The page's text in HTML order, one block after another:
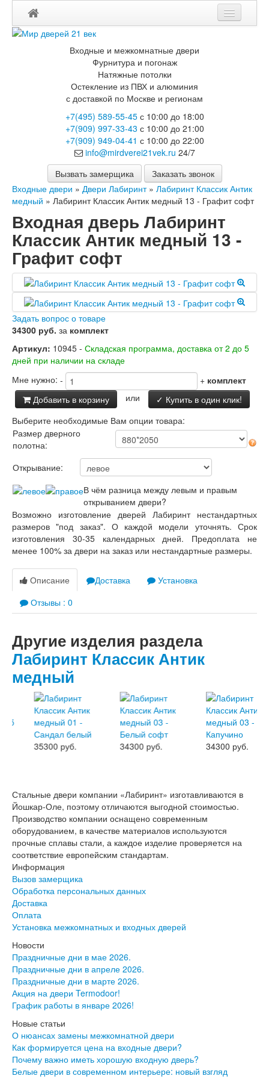
Входные и межкомнатные двери
Фурнитура и погонаж
Натяжные потолки
Остекление из ПВХ и алюминия
с доставкой по Москве и регионам
+7(495) 589-55-45с 10:00 до 18:00
+7(909) 997-33-43 с 10:00 до 21:00
+7(909) 949-04-41 с 10:00 до 22:00
info@mirdverei21vek.ru 24/7
Вызвать замерщика
Заказать звонок
Входные двери » Двери Лабиринт» Лабиринт Классик Антик
медный » Лабиринт Классик Антик медный 13 - Графит софт
Входная дверь Лабиринт
Классик Антик медный 13 -
Графит софт
Задать вопрос о товаре
34300 руб. за комплект
Артикул: 10945 - Складская программа, доставка от 2 до 5
дней при наличии на складе
Мне нужно: - + комплект
Добавить в корзину
или
✓ Купить в один клик!
Выберите необходимые Вам опции товара:
Размер дверного
полотна:
Открывание:
В чём разница между левым и правым
открыванием двери?
Возможно изготовление дверей Лабиринт нестандартных
размеров "под заказ". О каждой модели уточнять. Срок
изготовления 30-35 календарных дней. Предоплата не
менее 100% за двери на заказ или нестандартные размеры.
Описание Доставка
Установка
Отзывы : 0
Другие изделия раздела
Лабиринт Классик Антик
медный
35300 руб. 34300 руб. 34300 руб.
Стальные двери компании «Лабиринт» изготавливаются в
Йошкар-Оле, поэтому отличаются выгодной стоимостью.
Производство компании оснащено современным
оборудованием, в качестве материалов используются
прочные сплавы стали, а каждое изделие проверяется на
соответствие европейским стандартам.
Информация
Вызов замерщика
Обработка персональных данных
Доставка
Оплата
Установка межкомнатных и входных дверей
Новости
Праздничные дни в мае 2026.
Праздничные дни в апреле 2026.
Праздничные дни в марте 2026.
Акция на двери Termodoor!
График работы в январе 2026!
Новые статьи
О нюансах замены межкомнатной двери
Как формируется цена на входные двери?
Почему важно иметь хорошую входную дверь?
Белые двери в современном интерьере: новый взгляд